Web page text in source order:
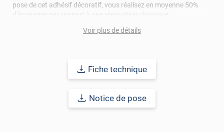
pose de cet adhésif décoratif, vous réalisez en moyenne 50%
d'économie par rapport à une rénovation classique.
Pour donner une seconde jeunesse à vos murs ou meubles,
Grâce à son épaisseur, cet adhésif masque également les petites
imperfections. Classé A+ au test C.O.V et C-s2,d0 au feu, ce
: 10 ans en pose intérieur (anti craquèlement,
Voir plus de détails
Fiche technique
Notice de pose